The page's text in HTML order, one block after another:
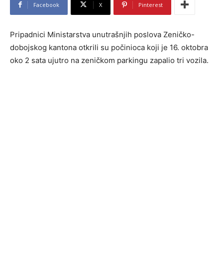
Facebook X Pinterest
Pripadnici Ministarstva unutrašnjih poslova Zeničko-
dobojskog kantona otkrili su počinioca koji je 16. oktobra
oko 2 sata ujutro na zeničkom parkingu zapalio tri vozila.